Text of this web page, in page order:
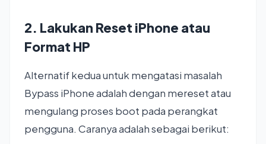
2. Lakukan Reset iPhone atau
Format HP
Alternatif kedua untuk mengatasi masalah
Bypass iPhone adalah dengan mereset atau
mengulang proses boot pada perangkat
pengguna. Caranya adalah sebagai berikut: